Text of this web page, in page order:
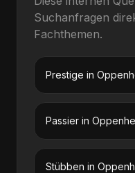
Suchanfragen
Fachthemen.
Prestige in
Passier in
Stübben in